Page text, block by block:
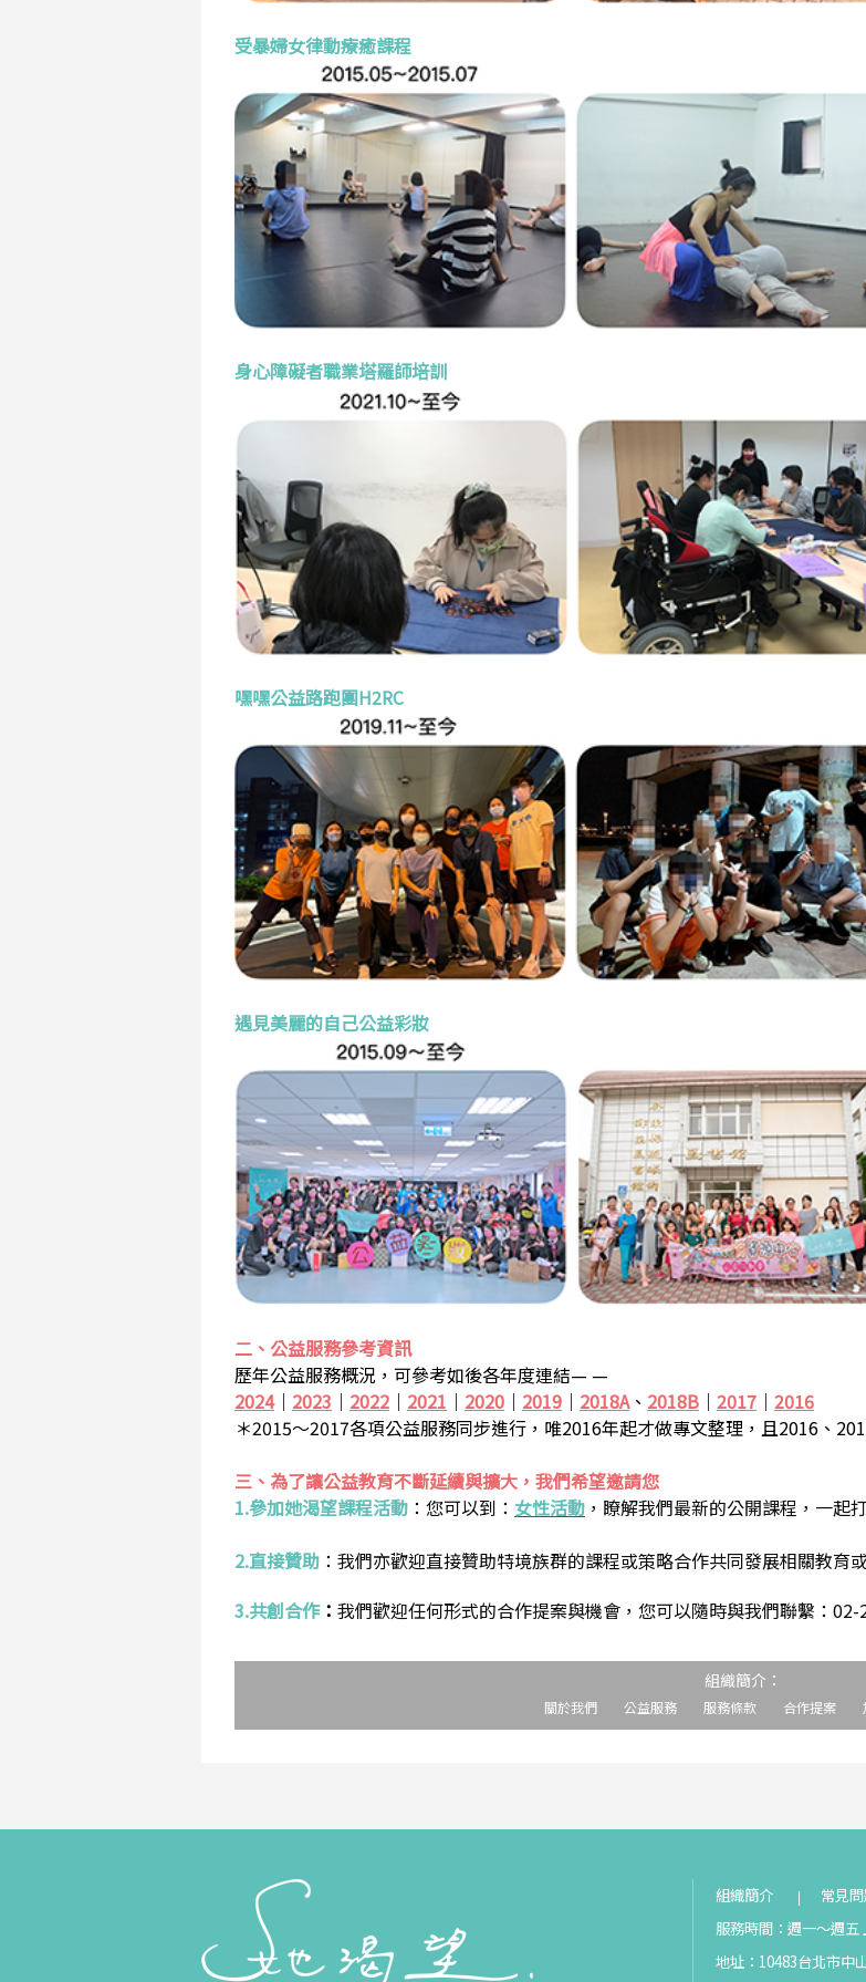
受暴婦女律動療癒課程
身心障礙者職業塔羅師培訓
嘿嘿公益路跑團H2RC
遇見美麗的自己公益彩妝
二、公益服務參考資訊
歷年公益服務概況，可參考如後各年度連結— —
2024｜ 2023 ｜ 2022 ｜ 2021 ｜ 2020 ｜ 2019 ｜ 2018A、 2018B ｜ 2017 ｜ 2016
＊2015～2017各項公益服務同步進行，唯2016年起才做專文整理，且2016、
三、為了讓公益教育不斷延續與擴大，我們希望邀請您
1.參加她渴望課程活動 ： 您可以到： 女性活動 ，瞭解我們最新的公開課程，一起
2.直接贊助 ： 我們亦歡迎直接贊助特境族群的課程或策略合作共同發展相關教育
3.共創合作： 我們歡迎任何形式的合作提案與機會，您可以隨時與我們聯繫：
組織簡介：
關於我們 公益服務 服務條款 合作提案
組織簡介 常見
服務時間：週一～週
地址：10483台北市中